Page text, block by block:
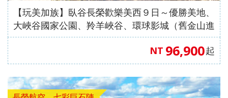
秀、韓
式下午
茶五天
３晚五
花酒
店）
到飽五
天（五
花麗水
晚+釜
山五花
酒店２
花酒
店）
《不走
+保
肝》
【德威
下午茶
六天
《不走
人蔘保
肝》
（再升
等１晚
下午茶
五天
（升等
１晚五
花酒
店）
《不走
無自理
餐、
VIP通
人成行
【越捷
航空、
會安古
鎮．世
界文化
迦南島
竹桶
船、網
人成
行】
秀、希
爾頓下
午茶、
綠山國
家公
園、東
芭樂
南島竹
桶船、
魅力峴
港秀
會、會
安燈籠
古鎮五
色三遊
船、絕
美羊角
河風車
城８日
勝美
地、大
峽谷國
園、羚
羊峽
谷、環
宛、拉
脫維
亞、愛
亞）１
０天
安、布
萊斯、
優勝美
地、大
峽谷國
家公
園、羚
話城
堡、黃
金景觀
快線、
世界遺
產旅行
１０日
【玩美加族】臥谷長榮歡樂美西９日～優勝美地、
大峽谷國家公園、羚羊峽谷、環球影城（舊金山進
／洛杉磯出）
NT 96,900起